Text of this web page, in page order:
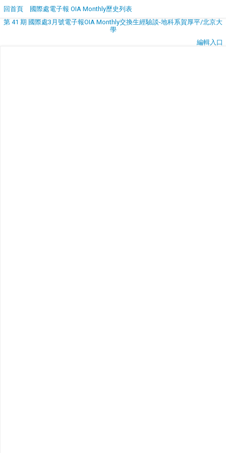
回首頁
國際處電子報 OIA Monthly歷史列表
第 41 期 國際處3月號電子報OIA Monthly交換生經驗談-地科系賀厚平/北京大
學
編輯入口